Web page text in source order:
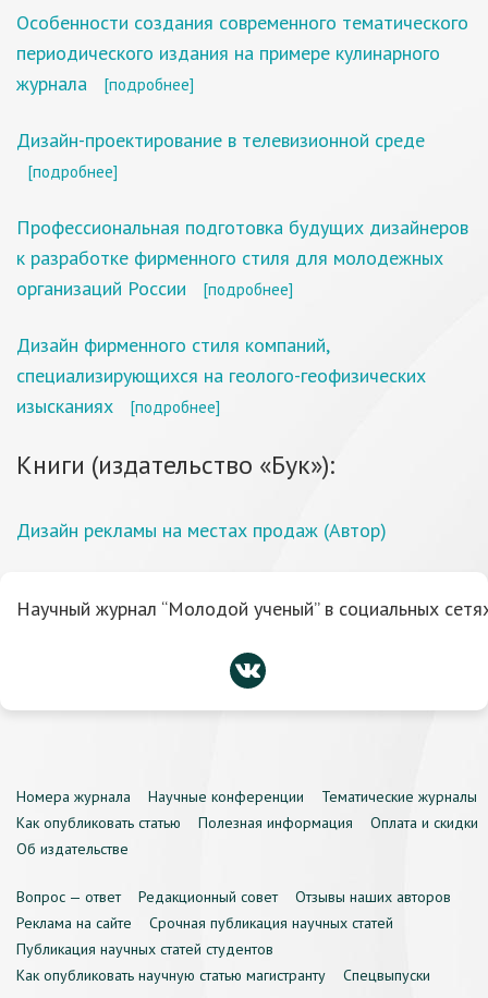
Особенности создания современного тематического
периодического издания на примере кулинарного
журнала
[подробнее]
Дизайн-проектирование в телевизионной среде
[подробнее]
Профессиональная подготовка будущих дизайнеров
к разработке фирменного стиля для молодежных
организаций России
[подробнее]
Дизайн фирменного стиля компаний,
специализирующихся на геолого-геофизических
изысканиях
[подробнее]
Книги (издательство «Бук»):
Дизайн рекламы на местах продаж (Автор)
Научный журнал “Молодой ученый” в социальных
Номера журнала Научные конференции
Тематические журналы
Как опубликовать статью
Полезная информация
Оплата и скидки
Об издательстве
Вопрос — ответ Редакционный совет
Отзывы наших авторов
Реклама на сайте
Срочная публикация научных статей
Публикация научных статей студентов
Как опубликовать научную статью магистранту
Спецвыпуски